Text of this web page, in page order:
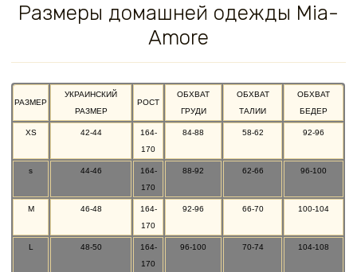
Размеры домашней одежды Mia-
Amore
РАЗМЕР
УКРАИНСКИЙ
РАЗМЕР
РОСТ
ОБХВАТ
ГРУДИ
ОБХВАТ
ТАЛИИ
ОБХВАТ
БЕДЕР
XS 42-44
164-
170
84-88 58-62 92-96
s 44-46
164-
170
88-92 62-66 96-100
M 46-48
164-
170
92-96 66-70 100-104
L 48-50
164-
170
96-100 70-74 104-108